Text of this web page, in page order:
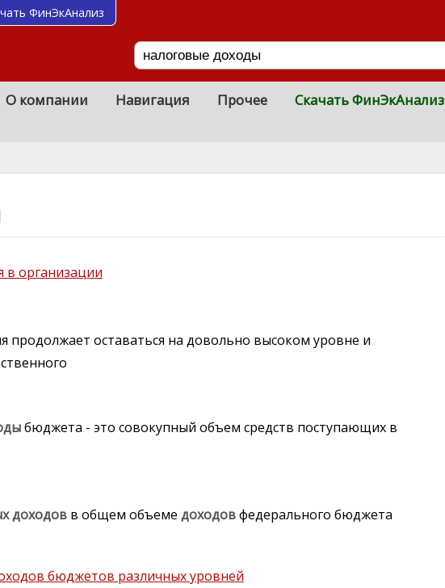
О компании Навигация Прочее Скачать ФинЭкАнализ
в организации
продолжает оставаться на довольно высоком уровне и
бюджета - это совокупный объем средств поступающих в
доходов в общем объеме доходовфедерального бюджета
бюджетов различных уровней
ФинЭкАнализ